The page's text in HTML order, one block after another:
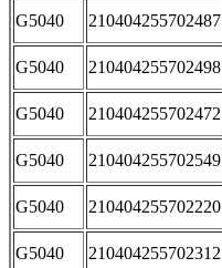
G5040 210404255702487
G5040 210404255702498
G5040 210404255702472
G5040 210404255702549
G5040 210404255702220
G5040 210404255702312